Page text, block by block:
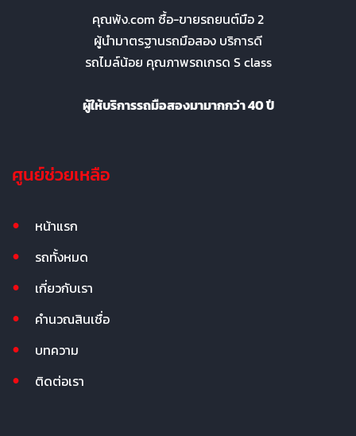
คุณพ้ง.com ซื้อ-ขายรถยนต์มือ 2
ผู้นำมาตรฐานรถมือสอง บริการดี
รถไมล์น้อย คุณภาพรถเกรด S class
ผู้ให้บริการรถมือสองมามากกว่า 40 ปี
ศูนย์ช่วยเหลือ
หน้าแรก
รถทั้งหมด
เกี่ยวกับเรา
คำนวณสินเชื่อ
บทความ
ติดต่อเรา